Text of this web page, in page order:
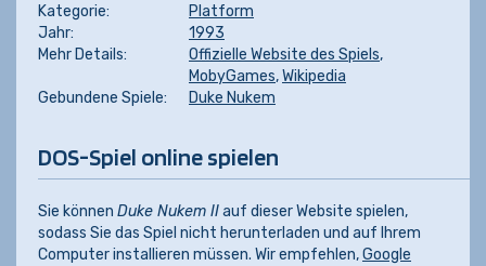
Kategorie:
Platform
Jahr:
1993
Mehr Details:
Offizielle Website des Spiels,
MobyGames,Wikipedia
Gebundene Spiele:
Duke Nukem
DOS-Spiel online spielen
Sie können Duke Nukem IIauf dieser Website spielen,
sodass Sie das Spiel nicht herunterladen und auf Ihrem
Computer installieren müssen. Wir empfehlen,Google